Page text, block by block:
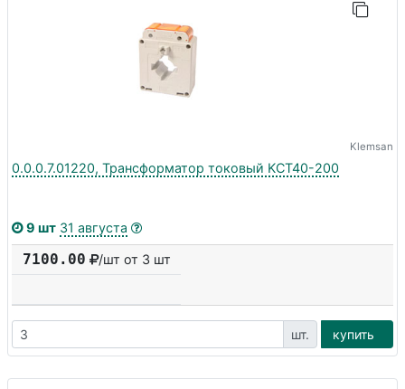
Klemsan
0.0.0.7.01220, Трансформатор токовый KCT40-200
9 шт 31 августа
7100.00 /шт от 3 шт
шт. купить